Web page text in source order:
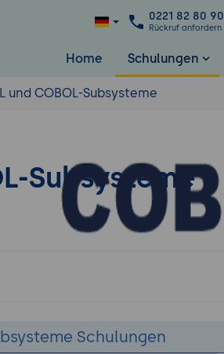
0221 82 80 90
Rückruf anfordern
Home Schulungen
und COBOL-Subsysteme
Subsysteme
Schulungen